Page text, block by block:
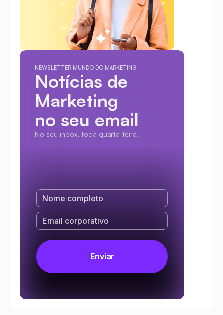
NEWSLETTER MUNDO DO MARKETING
Notícias de
Marketing
no seu email
No seu inbox, toda quarta-feira.